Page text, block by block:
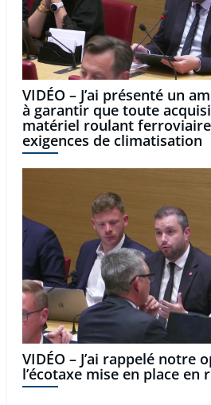
VIDÉO – J’ai présenté un
à garantir que toute
matériel roulant
exigences de climatisation
VIDÉO – J’ai rappelé notre
l’écotaxe mise en place en